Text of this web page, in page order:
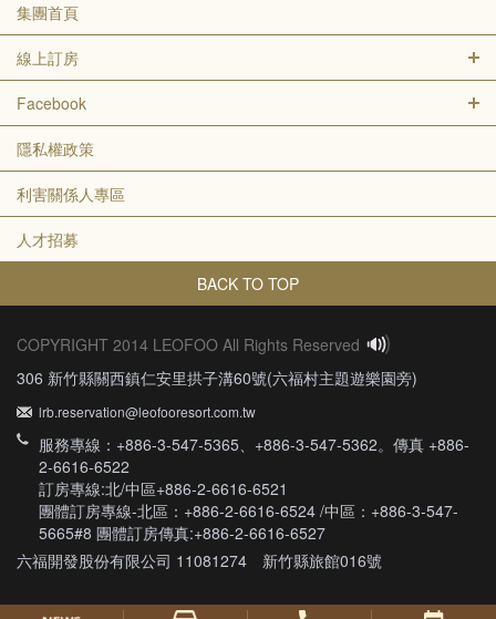
集團首頁
線上訂房
Facebook
隱私權政策
利害關係人專區
人才招募
BACK TO TOP
COPYRIGHT 2014 LEOFOO All Rights Reserved
306 新竹縣關西鎮仁安里拱子溝60號(六福村主題遊樂園旁)
lrb.reservation@leofooresort.com.tw
服務專線：+886-3-547-5365、+886-3-547-5362。傳真 +886-
2-6616-6522
訂房專線:北/中區+886-2-6616-6521
團體訂房專線-北區：+886-2-6616-6524 /中區：+886-3-547-
5665#8 團體訂房傳真:+886-2-6616-6527
六福開發股份有限公司 11081274 新竹縣旅館016號